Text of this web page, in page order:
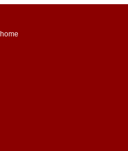
home